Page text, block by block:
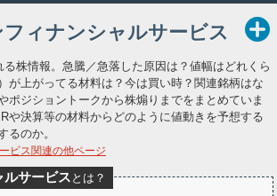
ェ
ア
ッ
ク
マ
Pocket
ィナンシャルサービス
る株情報。急騰／急落した原因は？値幅はどれくら
が上がってる材料は？今は買い時？関連銘柄はな
ポジショントークから株煽りまでをまとめていま
や決算等の材料からどのように値動きを予想する
るのか。
ビス関連の他ページ
ルサービス とは？